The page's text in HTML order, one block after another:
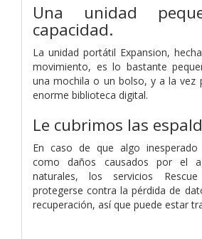
Una unidad
capacidad.
La unidad portátil Expansion,
movimiento, es lo bastante
una mochila o un bolso, y a la vez
enorme biblioteca digital.
Le cubrimos las
En caso de que algo
como daños causados por el
naturales, los servicios
protegerse contra la pérdida de
recuperación, así que puede estar